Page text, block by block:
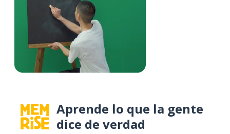
Aprende lo que la gente
dice de verdad